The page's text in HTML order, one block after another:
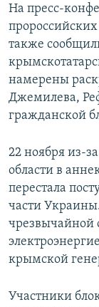
На пресс-
также
намерены
Джемилева,
гражданской
22 ноября из-
области в
перестала
части
чрезвычайной
крымской
Участники